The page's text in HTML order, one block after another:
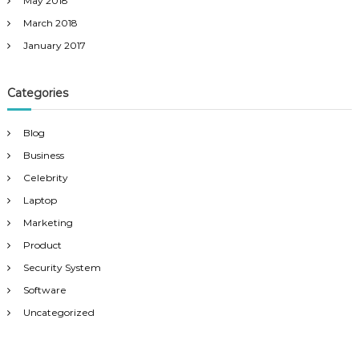
March 2018
January 2017
Categories
Blog
Business
Celebrity
Laptop
Marketing
Product
Security System
Software
Uncategorized